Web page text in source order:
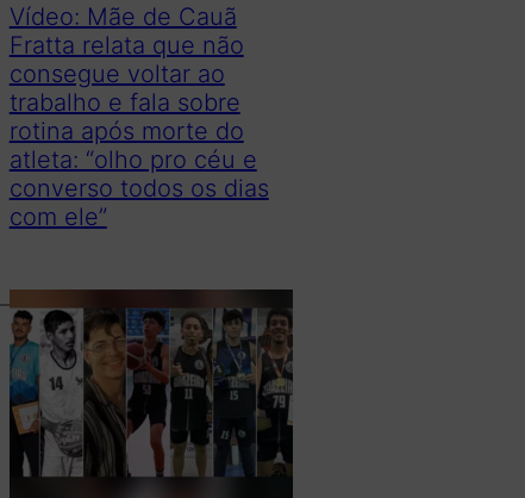
Vídeo: Mãe de Cauã
Fratta relata que não
consegue voltar ao
trabalho e fala sobre
rotina após morte do
atleta: “olho pro céu e
converso todos os dias
com ele”